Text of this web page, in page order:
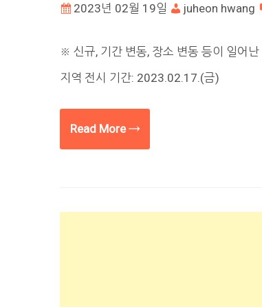
2023년 02월 19일 juheon hwang
※ 신규, 기간 변동, 장소 변동 등이 일어
지역 전시 기간: 2023.02.17.(금)
Read More →